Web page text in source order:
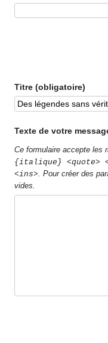
Titre (obligatoire)
Texte de votre
Ce formulaire accepte les
{italique} <quote>
<ins> . Pour créer des
vides.